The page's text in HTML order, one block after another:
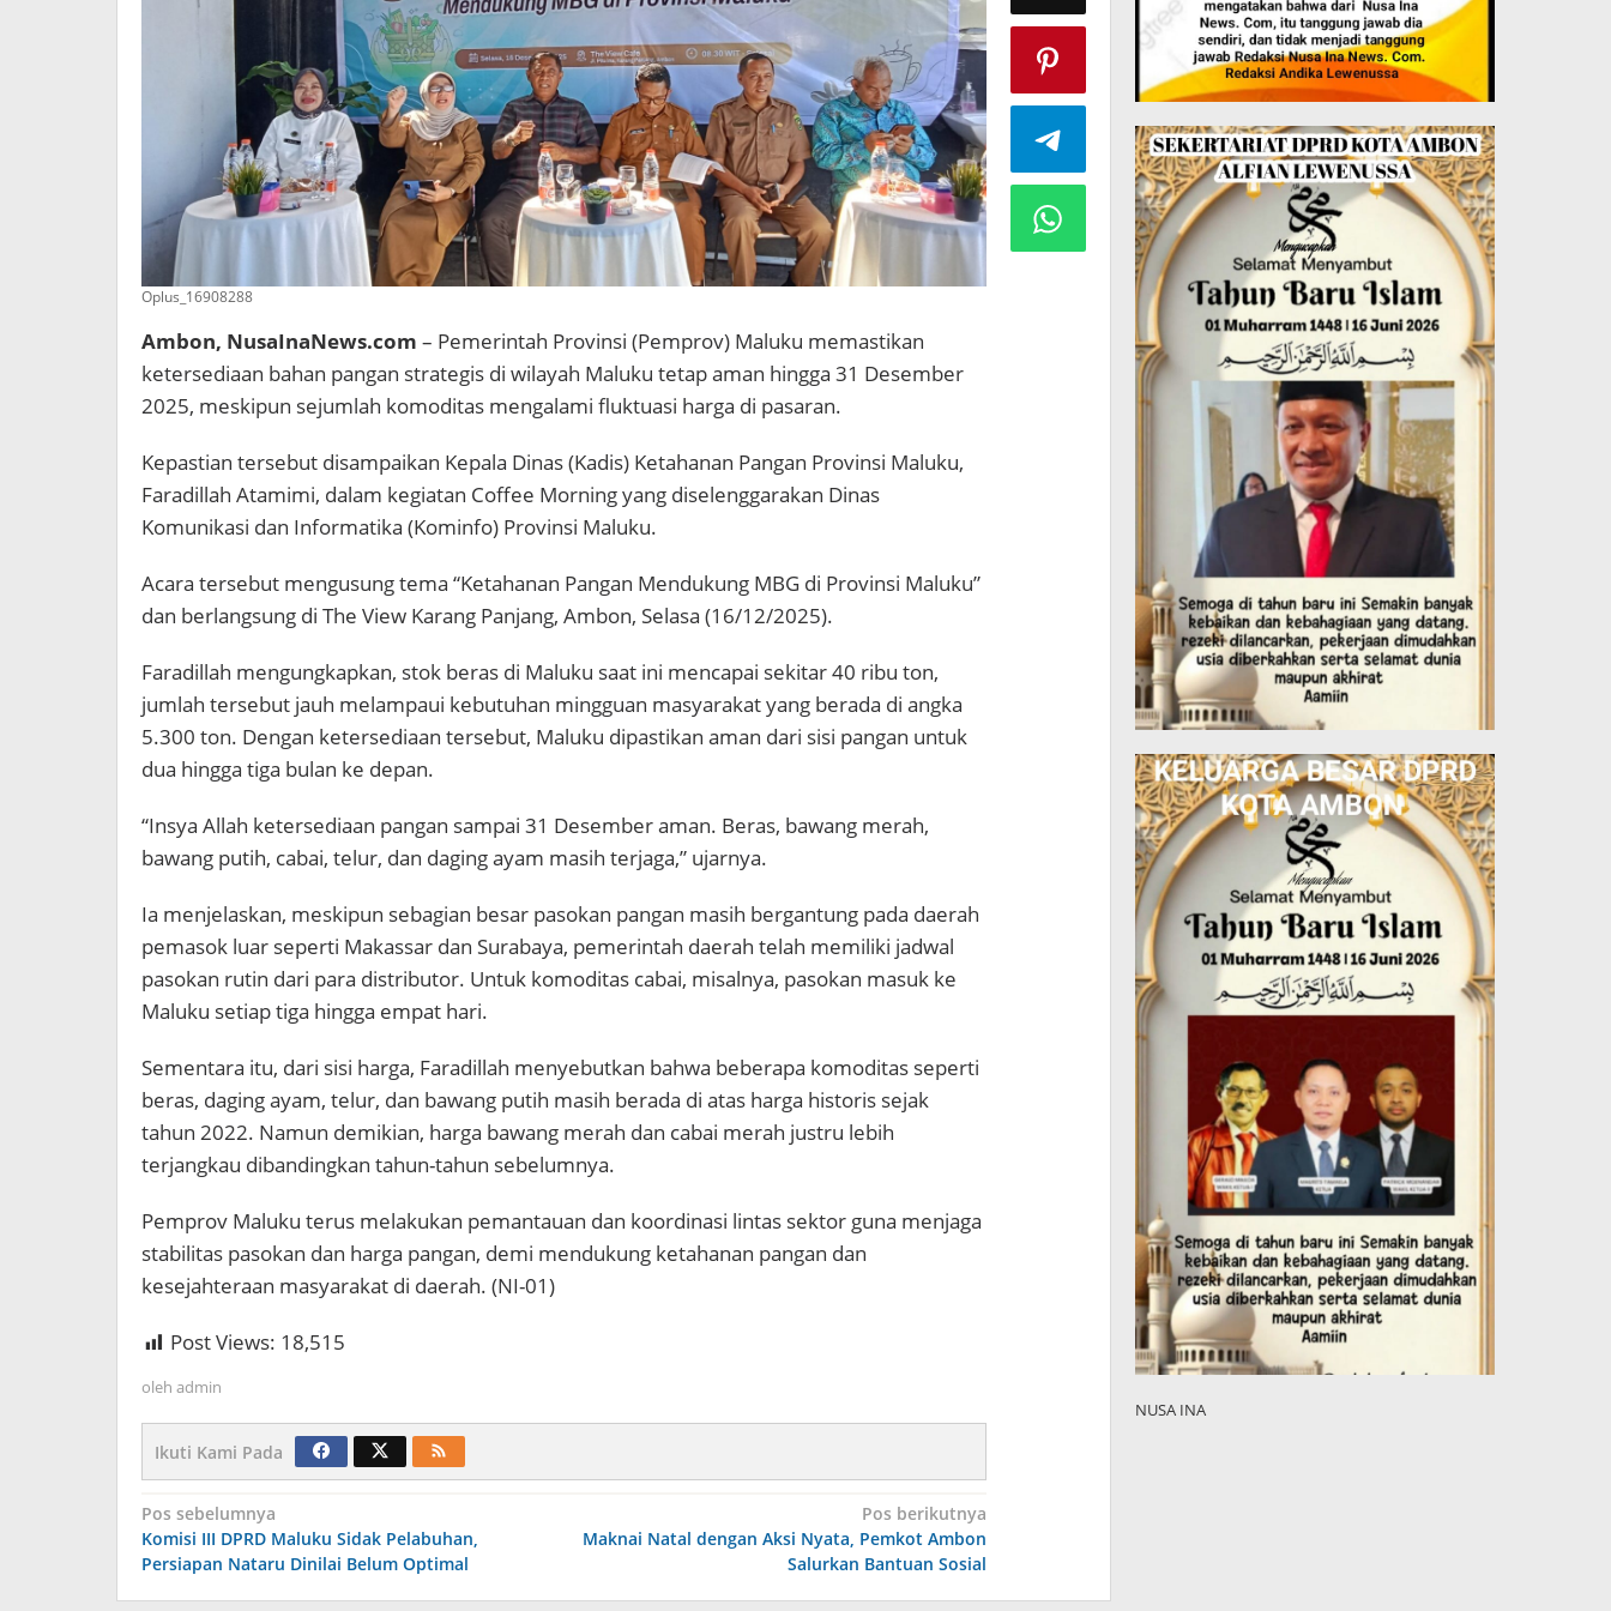
Oplus_16908288
Ambon, NusaInaNews.com – Pemerintah Provinsi (Pemprov) Maluku memastikan
ketersediaan bahan pangan strategis di wilayah Maluku tetap aman hingga 31 Desember
2025, meskipun sejumlah komoditas mengalami fluktuasi harga di pasaran.
Kepastian tersebut disampaikan Kepala Dinas (Kadis) Ketahanan Pangan Provinsi Maluku,
Faradillah Atamimi, dalam kegiatan Coffee Morning yang diselenggarakan Dinas
Komunikasi dan Informatika (Kominfo) Provinsi Maluku.
Acara tersebut mengusung tema “Ketahanan Pangan Mendukung MBG di Provinsi Maluku”
dan berlangsung di The View Karang Panjang, Ambon, Selasa (16/12/2025).
Faradillah mengungkapkan, stok beras di Maluku saat ini mencapai sekitar 40 ribu ton,
jumlah tersebut jauh melampaui kebutuhan mingguan masyarakat yang berada di angka
5.300 ton. Dengan ketersediaan tersebut, Maluku dipastikan aman dari sisi pangan untuk
dua hingga tiga bulan ke depan.
“Insya Allah ketersediaan pangan sampai 31 Desember aman. Beras, bawang merah,
bawang putih, cabai, telur, dan daging ayam masih terjaga,” ujarnya.
Ia menjelaskan, meskipun sebagian besar pasokan pangan masih bergantung pada daerah
pemasok luar seperti Makassar dan Surabaya, pemerintah daerah telah memiliki jadwal
pasokan rutin dari para distributor. Untuk komoditas cabai, misalnya, pasokan masuk ke
Maluku setiap tiga hingga empat hari.
Sementara itu, dari sisi harga, Faradillah menyebutkan bahwa beberapa komoditas seperti
beras, daging ayam, telur, dan bawang putih masih berada di atas harga historis sejak
tahun 2022. Namun demikian, harga bawang merah dan cabai merah justru lebih
terjangkau dibandingkan tahun-tahun sebelumnya.
Pemprov Maluku terus melakukan pemantauan dan koordinasi lintas sektor guna menjaga
stabilitas pasokan dan harga pangan, demi mendukung ketahanan pangan dan
kesejahteraan masyarakat di daerah. (NI-01)
Post Views: 18,515
oleh admin
Ikuti Kami Pada
Navigasi
pos
Pos sebelumnya
Komisi III DPRD Maluku Sidak Pelabuhan,
Persiapan Nataru Dinilai Belum Optimal
Pos berikutnya
Maknai Natal dengan Aksi Nyata, Pemkot Ambon
Salurkan Bantuan Sosial
NUSA INA